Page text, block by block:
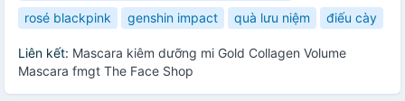
rosé blackpink
genshin impact quà lưu niệm điếu cày
Liên kết: Mascara kiêm dưỡng mi Gold Collagen Volume
Mascara fmgt The Face Shop